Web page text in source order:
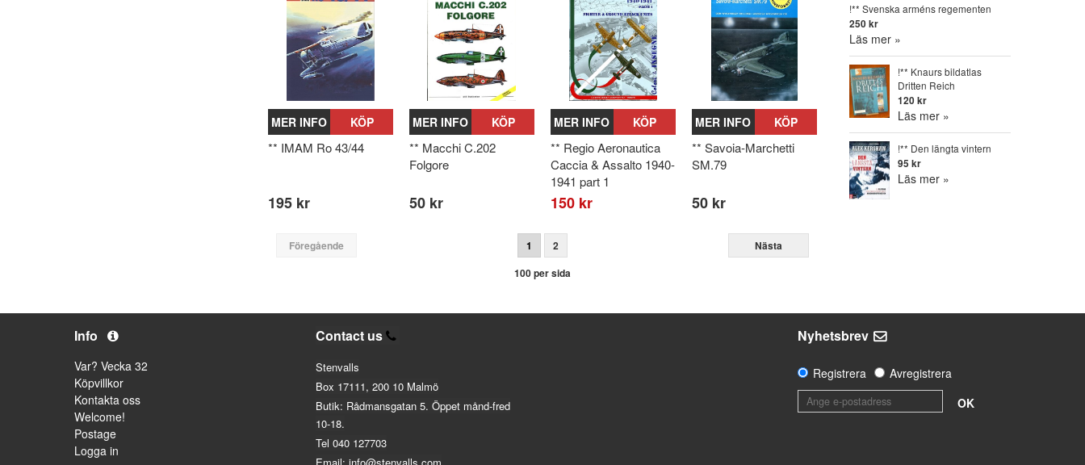
MER INFO KÖP
** IMAM Ro 43/44
195 kr
MER INFO KÖP
** Macchi C.202
Folgore
50 kr
MER INFO KÖP
** Regio Aeronautica
Caccia & Assalto 1940-
1941 part 1
150 kr
MER INFO KÖP
** Savoia-Marchetti
SM.79
50 kr
Föregående 1 2
Nästa
100 per sida
!** Svenska arméns regementen
250 kr
Läs mer »
!** Knaurs bildatlas
Dritten Reich
120 kr
Läs mer »
!** Den längta vintern
95 kr
Läs mer »
Info
Var? Vecka 32
Köpvillkor
Kontakta oss
Welcome!
Postage
Logga in
Contact us
Stenvalls
Box 17111, 200 10 Malmö
Butik: Rådmansgatan 5. Öppet månd-fred
10-18.
Tel 040 127703
Email: info@stenvalls.com
Nyhetsbrev
Registrera
Avregistrera
OK